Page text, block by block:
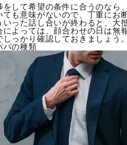
をして希望の条件に合うのなら
ても意味がないので、丁重にお
いった話し合いが終わると、大
によっては、顔合わせの日は無
しっかり確認しておきましょう
の種類